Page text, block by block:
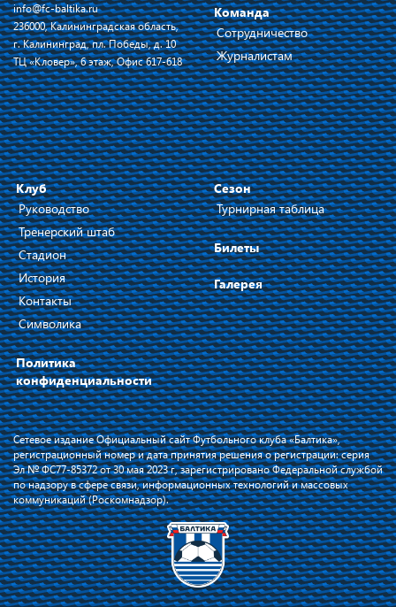
info@fc-baltika.ru
236000, Калининградская область,
г. Калининград, пл. Победы, д. 10
ТЦ «Кловер», 6 этаж, Офис 617-618
Команда
Сотрудничество
Журналистам
Клуб
Руководство
Тренерский штаб
Стадион
История
Контакты
Символика
Политика
конфиденциальности
Сезон
Турнирная таблица
Билеты
Галерея
Сетевое издание Официальный сайт Футбольного клуба «Балтика»,
регистрационный номер и дата принятия решения о регистрации: серия
Эл № ФС77-85372 от 30 мая 2023 г, зарегистрировано Федеральной службой
по надзору в сфере связи, информационных технологий и массовых
коммуникаций (Роскомнадзор).